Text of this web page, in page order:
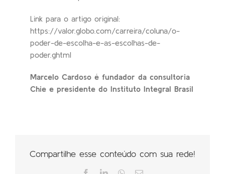
Link para o artigo original:
https://valor.globo.com/carreira/coluna/o-
poder-de-escolha-e-as-escolhas-de-
poder.ghtml
Marcelo Cardoso é fundador da consultoria
Chie e presidente do Instituto Integral Brasil
Compartilhe esse conteúdo com sua rede!